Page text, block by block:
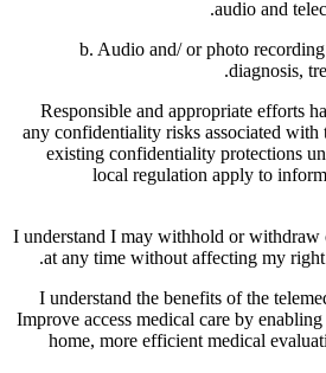
audio and
b. Audio and/ or photo
diagnosis,
Responsible and appropriate efforts
any confidentiality risks associated with
existing confidentiality protections
local regulation apply to
I understand I may withhold or withdraw
at any time without affecting my right
I understand the benefits of the
Improve access medical care by
home, more efficient medical